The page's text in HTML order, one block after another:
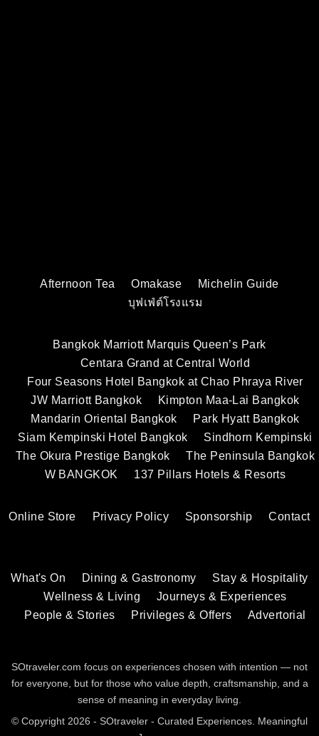
Afternoon Tea Omakase
Michelin Guide
บุฟเฟ่ต์โรงแรม
Bangkok Marriott Marquis Queen’s Park
Centara Grand at Central World
Four Seasons Hotel Bangkok at Chao Phraya River
JW Marriott Bangkok
Kimpton Maa-Lai Bangkok
Mandarin Oriental Bangkok
Park Hyatt Bangkok
Siam Kempinski Hotel Bangkok
Sindhorn Kempinski
The Okura Prestige Bangkok
The Peninsula Bangkok
W BANGKOK
137 Pillars Hotels & Resorts
Online Store Privacy Policy Sponsorship Contact
What's On Dining & Gastronomy
Stay & Hospitality
Wellness & Living
Journeys & Experiences
People & Stories
Privileges & Offers Advertorial
SOtraveler.com focus on experiences chosen with intention — not
for everyone, but for those who value depth, craftsmanship, and a
sense of meaning in everyday living.
© Copyright 2026 - SOtraveler - Curated Experiences. Meaningful